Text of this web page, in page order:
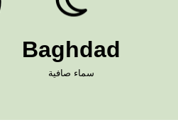
Baghdad
سماء صافية